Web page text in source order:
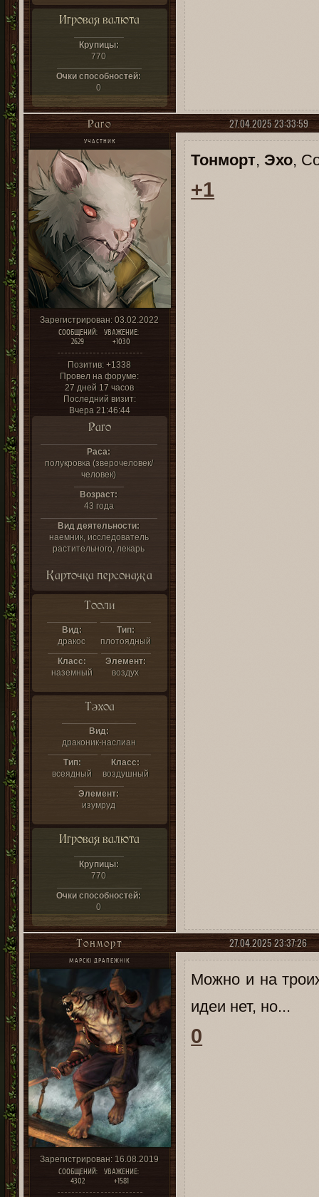
Игровая валюта
Крупицы:
770
Очки способностей:
0
27.04.2025 23:33:59
Раго
УЧАСТНИК
Зарегистрирован: 03.02.2022
СООБЩЕНИЙ:
2629
УВАЖЕНИЕ:
+1030
Позитив: +1338
Провел на форуме:
27 дней 17 часов
Последний визит:
Вчера 21:46:44
Раго
Раса:
полукровка (зверочеловек/
человек)
Возраст:
43 года
Вид деятельности:
наемник, исследователь
растительного, лекарь
Карточка персонажа
Тооли
Вид:
дракос
Тип:
плотоядный
Класс:
наземный
Элемент:
воздух
Тэхоа
Вид:
драконик-наслиан
Тип:
всеядный
Класс:
воздушный
Элемент:
изумруд
Игровая валюта
Крупицы:
770
Очки способностей:
0
Тонморт,Эхо,
+1
27.04.2025 23:37:26
Тонморт
МАРСКІ ДРАПЕЖНІК
Зарегистрирован: 16.08.2019
СООБЩЕНИЙ:
4302
УВАЖЕНИЕ:
+1581
Можно и на
идеи нет, но...
0